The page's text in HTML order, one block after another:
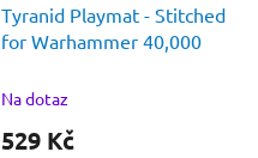
Tyranid Playmat - Stitched
for Warhammer 40,000
Na dotaz
529 Kč